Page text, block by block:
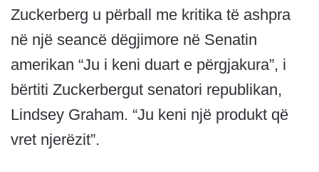
Zuckerberg u përball me kritika të ashpra
në një seancë dëgjimore në Senatin
amerikan “Ju i keni duart e përgjakura”, i
bërtiti Zuckerbergut senatori republikan,
Lindsey Graham. “Ju keni një produkt që
vret njerëzit”.